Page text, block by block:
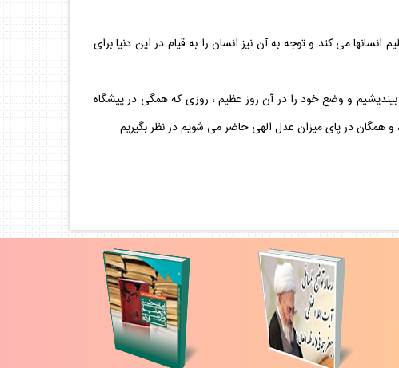
مى كند و توجه به آن نيز انسان را به قيام در اين دنيا براى
و وضع خود را در آن روز عظيم ، روزى كه همگى در پيشگاه
همگان در پاى ميزان عدل الهى حاضر مى شويم در نظر بگيريم